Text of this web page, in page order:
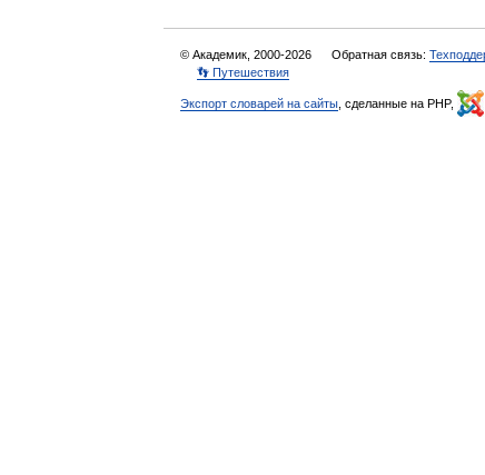
© Академик, 2000-2026 Обратная связь:
👣 Путешествия
Экспорт словарей на сайты , сделанные на PHP,